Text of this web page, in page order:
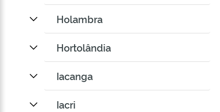
Holambra
Hortolândia
Iacanga
Iacri